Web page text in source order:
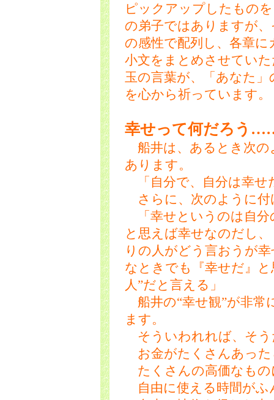
ピックアップしたもの
の弟子ではありますが
の感性で配列し、各章
小文をまとめさせてい
玉の言葉が、「あなた
を心から祈っています。
幸せって何だろう
船井は、あるとき次の
あります。
「自分で、自分は幸せ
さらに、次のように付
「幸せというのは自分
と思えば幸せなのだし
りの人がどう言おうが
なときでも『幸せだ』
人”だと言える」
船井の“幸せ観”が非常
ます。
そういわれれば、そ
お金がたくさんあった
たくさんの高価なもの
自由に使える時間がふ